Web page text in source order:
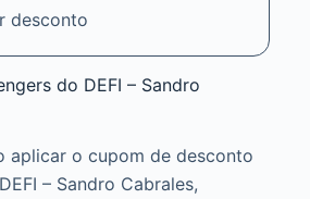
desconto
do DEFI – Sandro
aplicar o cupom de desconto
– Sandro Cabrales,